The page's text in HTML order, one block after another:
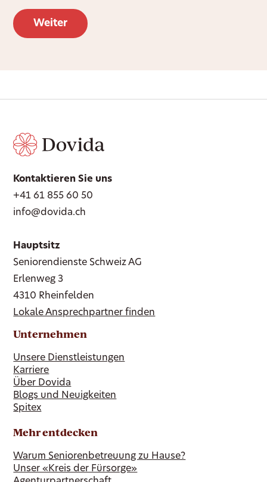
Kontaktieren Sie uns
+41 61 855 60 50
info@dovida.ch
Hauptsitz
Seniorendienste Schweiz AG
Erlenweg 3
4310 Rheinfelden
Lokale Ansprechpartner finden
Unternehmen
Unsere Dienstleistungen
Karriere
Über Dovida
Blogs und Neuigkeiten
Spitex
Mehr entdecken
Warum Seniorenbetreuung zu Hause?
Unser «Kreis der Fürsorge»